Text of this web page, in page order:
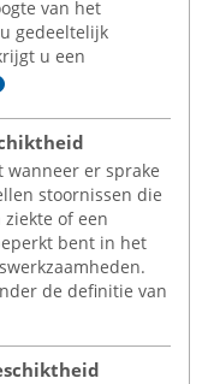
van het
gedeeltelijk
u een
Lees meer
wanneer er sprake
stoornissen die
of een
bent in het
de definitie van